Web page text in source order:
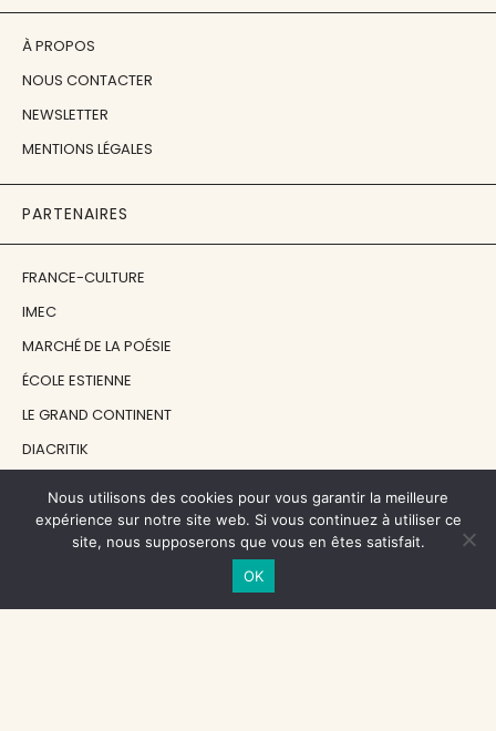
À PROPOS
NOUS CONTACTER
NEWSLETTER
MENTIONS LÉGALES
PARTENAIRES
FRANCE-CULTURE
IMEC
MARCHÉ DE LA POÉSIE
ÉCOLE ESTIENNE
LE GRAND CONTINENT
DIACRITIK
NOS SOUTIENS
CENTRE NATIONAL DU LIVRE
Nous utilisons des cookies pour vous garantir la meilleure
expérience sur notre site web. Si vous continuez à utiliser ce
site, nous supposerons que vous en êtes satisfait.
OK